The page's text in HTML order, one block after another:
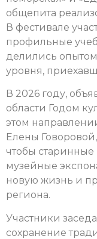
общепита
В фестивале
профильные
делились
уровня,
В 2026 году,
области Годом
этом
Елены
чтобы
музейные
новую жизнь и
региона.
Участники
сохранение